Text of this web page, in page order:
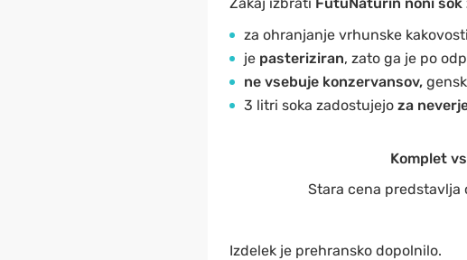
za ohranjanje vrhunske
je pasteriziran, zato ga je po
ne vsebuje konzervansov,
3 litri soka zadostujejo za
Komplet
Stara cena predstavlja
Izdelek je prehransko dopolnilo.